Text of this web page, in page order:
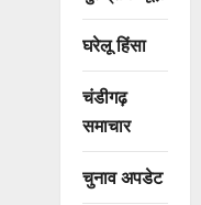
घरेलू हिंसा
चंडीगढ़
समाचार
चुनाव अपडेट